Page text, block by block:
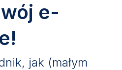
e-
jak (małym